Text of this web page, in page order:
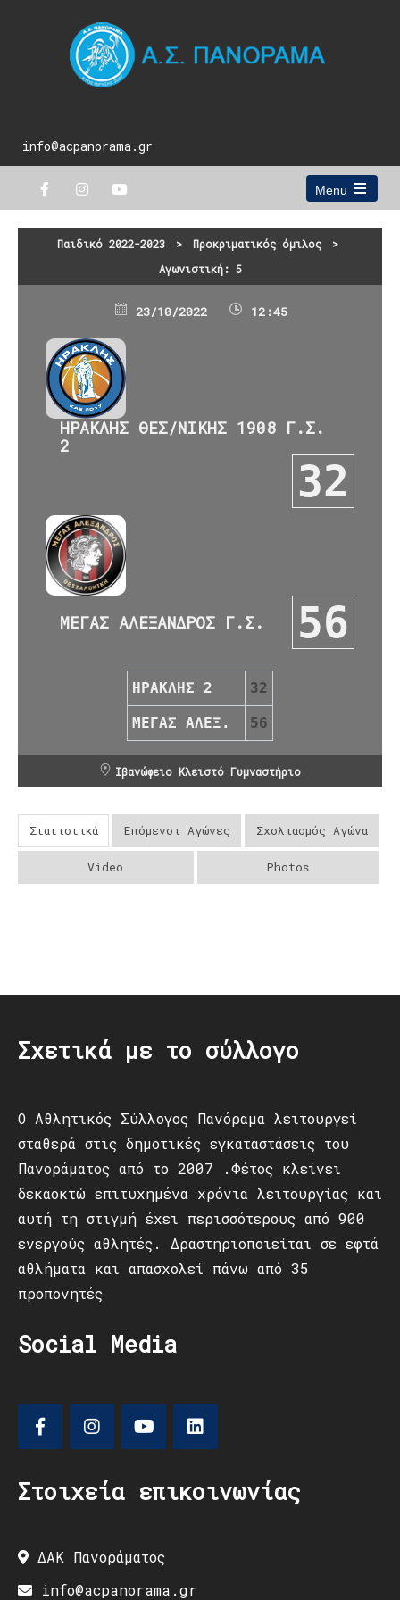
info@acpanorama.gr
Menu
Open
main
Παιδικό 2022-2023 > Προκριματικός όμιλος
>
Αγωνιστική: 5
23/10/2022 12:45
ΗΡΑΚΛΗΣ ΘΕΣ/ΝΙΚΗΣ 1908 Γ.Σ.
2
32
ΜΕΓΑΣ ΑΛΕΞΑΝΔΡΟΣ Γ.Σ. 56
ΗΡΑΚΛΗΣ 2 32
ΜΕΓΑΣ ΑΛΕΞ. 56
Ιβανώφειο Κλειστό Γυμναστήριο
Στατιστικά Επόμενοι Αγώνες Σχολιασμός Αγώνα
Video Photos
Σχετικά με το σύλλογο
Ο Αθλητικός Σύλλογος Πανόραμα λειτουργεί
σταθερά στις δημοτικές εγκαταστάσεις του
Πανοράματος από το 2007 .Φέτος κλείνει
δεκαοκτώ επιτυχημένα χρόνια λειτουργίας και
αυτή τη στιγμή έχει περισσότερους από 900
ενεργούς αθλητές. Δραστηριοποιείται σε εφτά
αθλήματα και απασχολεί πάνω από 35
προπονητές
Social Media
Στοιχεία επικοινωνίας
ΔΑΚ Πανοράματος
info@acpanorama.gr